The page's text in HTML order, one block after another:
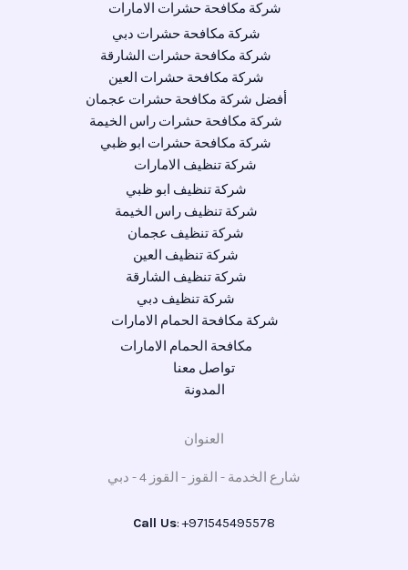
شركة مكافحة حشرات الامارات
شركة مكافحة حشرات دبي
شركة مكافحة حشرات الشارقة
شركة مكافحة حشرات العين
أفضل شركة مكافحة حشرات عجمان
شركة مكافحة حشرات راس الخيمة
شركة مكافحة حشرات ابو ظبي
شركة تنظيف الامارات
شركة تنظيف ابو ظبي
شركة تنظيف راس الخيمة
شركة تنظيف عجمان
شركة تنظيف العين
شركة تنظيف الشارقة
شركة تنظيف دبي
شركة مكافحة الحمام الامارات
مكافحة الحمام الامارات
تواصل معنا
المدونة
العنوان
شارع الخدمة - القوز - القوز 4 - دبي
Call Us: +971545495578